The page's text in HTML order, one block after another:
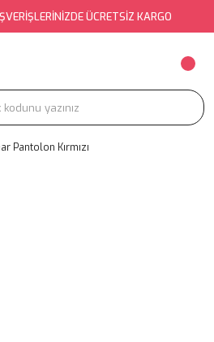
ÜCRETSİZ KARGO